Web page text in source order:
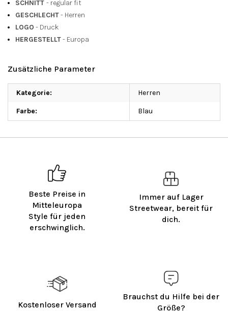
Beste Preise in
Mitteleuropa
Style für jeden
erschwinglich.
Immer auf Lager
Streetwear, bereit für
dich.
Kostenloser Versand
Brauchst du Hilfe bei der
Größe?
SCHNITT - regular fit
GESCHLECHT- Herren
LOGO - Druck
HERGESTELLT- Europa
Zusätzliche Parameter
Kategorie: Herren
Farbe: Blau